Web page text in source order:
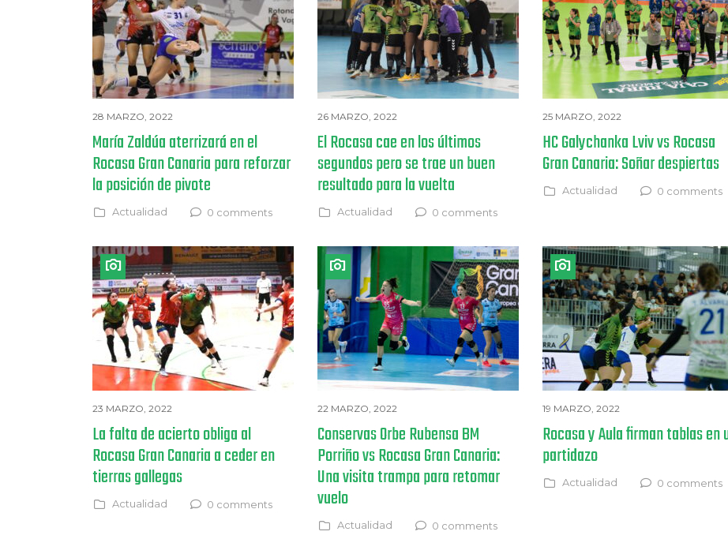
28 MARZO, 2022
María Zaldúa aterrizará en el
Rocasa Gran Canaria para reforzar
la posición de pivote
Actualidad 0 comments
26 MARZO, 2022
El Rocasa cae en los últimos
segundos pero se trae un buen
resultado para la vuelta
Actualidad 0 comments
25 MARZO, 2022
HC Galychanka Lviv vs Rocasa
Gran Canaria: Soñar despiertas
Actualidad 0 comments
23 MARZO, 2022
La falta de acierto obliga al
Rocasa Gran Canaria a ceder en
tierras gallegas
Actualidad 0 comments
22 MARZO, 2022
Conservas Orbe Rubensa BM
Porriño vs Rocasa Gran Canaria:
Una visita trampa para retomar
vuelo
Actualidad 0 comments
19 MARZO, 2022
Rocasa y Aula firman tablas en
partidazo
Actualidad 0 comments